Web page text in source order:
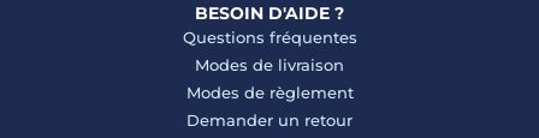
BESOIN D'AIDE ?
Questions fréquentes
Modes de livraison
Modes de règlement
Demander un retour